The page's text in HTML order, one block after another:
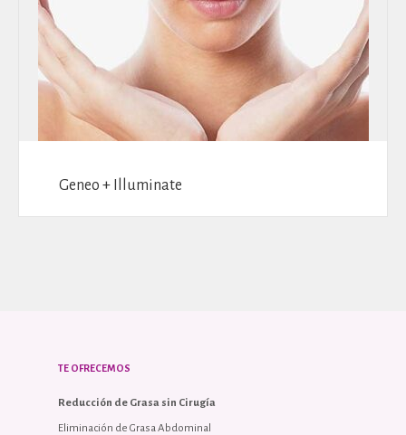
Geneo + Illuminate
TE OFRECEMOS
Reducción de Grasa sin Cirugía
Eliminación de Grasa Abdominal